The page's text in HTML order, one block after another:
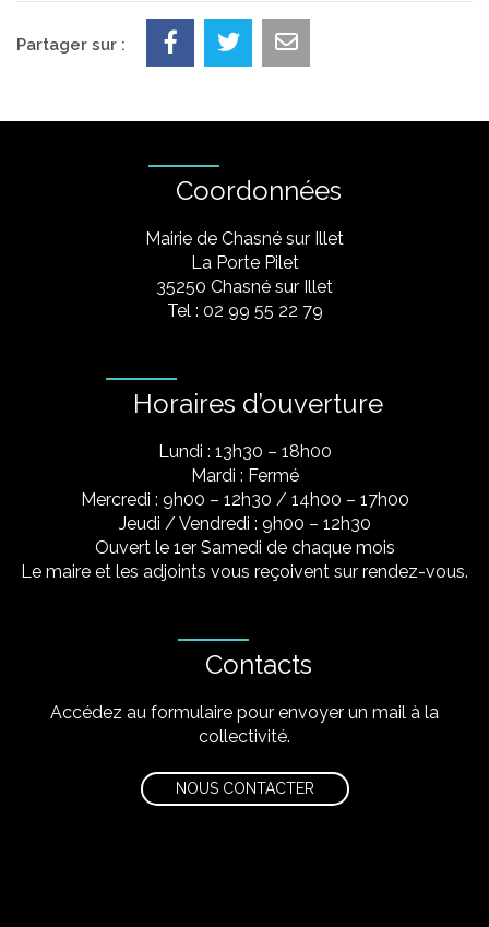
Partager sur :
Coordonnées
Mairie de Chasné sur Illet
La Porte Pilet
35250 Chasné sur Illet
Tel : 02 99 55 22 79
Horaires d’ouverture
Lundi : 13h30 – 18h00
Mardi : Fermé
Mercredi : 9h00 – 12h30 / 14h00 – 17h00
Jeudi / Vendredi : 9h00 – 12h30
Ouvert le 1er Samedi de chaque mois
Le maire et les adjoints vous reçoivent sur rendez-vous.
Contacts
Accédez au formulaire pour envoyer un mail à la
collectivité.
NOUS CONTACTER